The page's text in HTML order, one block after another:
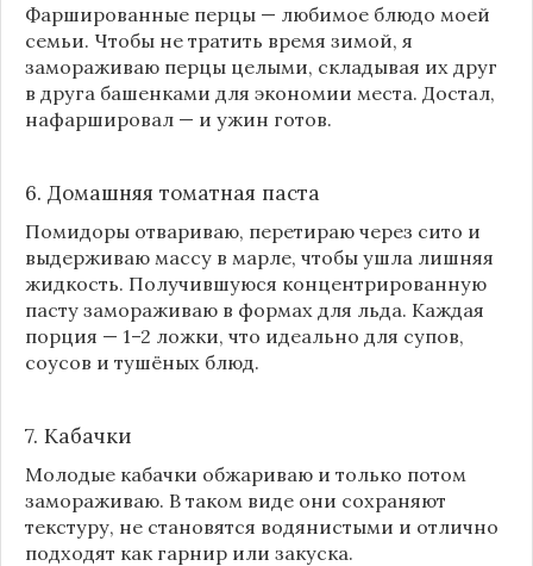
Фаршированные перцы — любимое блюдо моей
семьи. Чтобы не тратить время зимой, я
замораживаю перцы целыми, складывая их друг
в друга башенками для экономии места. Достал,
нафаршировал — и ужин готов.
6. Домашняя томатная паста
Помидоры отвариваю, перетираю через сито и
выдерживаю массу в марле, чтобы ушла лишняя
жидкость. Получившуюся концентрированную
пасту замораживаю в формах для льда. Каждая
порция — 1–2 ложки, что идеально для супов,
соусов и тушёных блюд.
7. Кабачки
Молодые кабачки обжариваю и только потом
замораживаю. В таком виде они сохраняют
текстуру, не становятся водянистыми и отлично
подходят как гарнир или закуска.